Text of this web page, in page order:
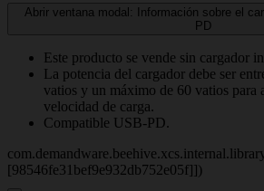
Abrir ventana modal: Información sobre el
PD
Este producto se vende sin cargador
La potencia del cargador debe ser
vatios y un máximo de 60 vatios para
velocidad de carga.
Compatible USB-PD.
[98546fe31bef9e932db752e05f]])